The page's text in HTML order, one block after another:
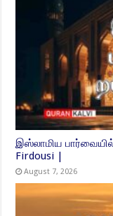
இஸ்லாமிய
Firdousi |
August 7, 2026